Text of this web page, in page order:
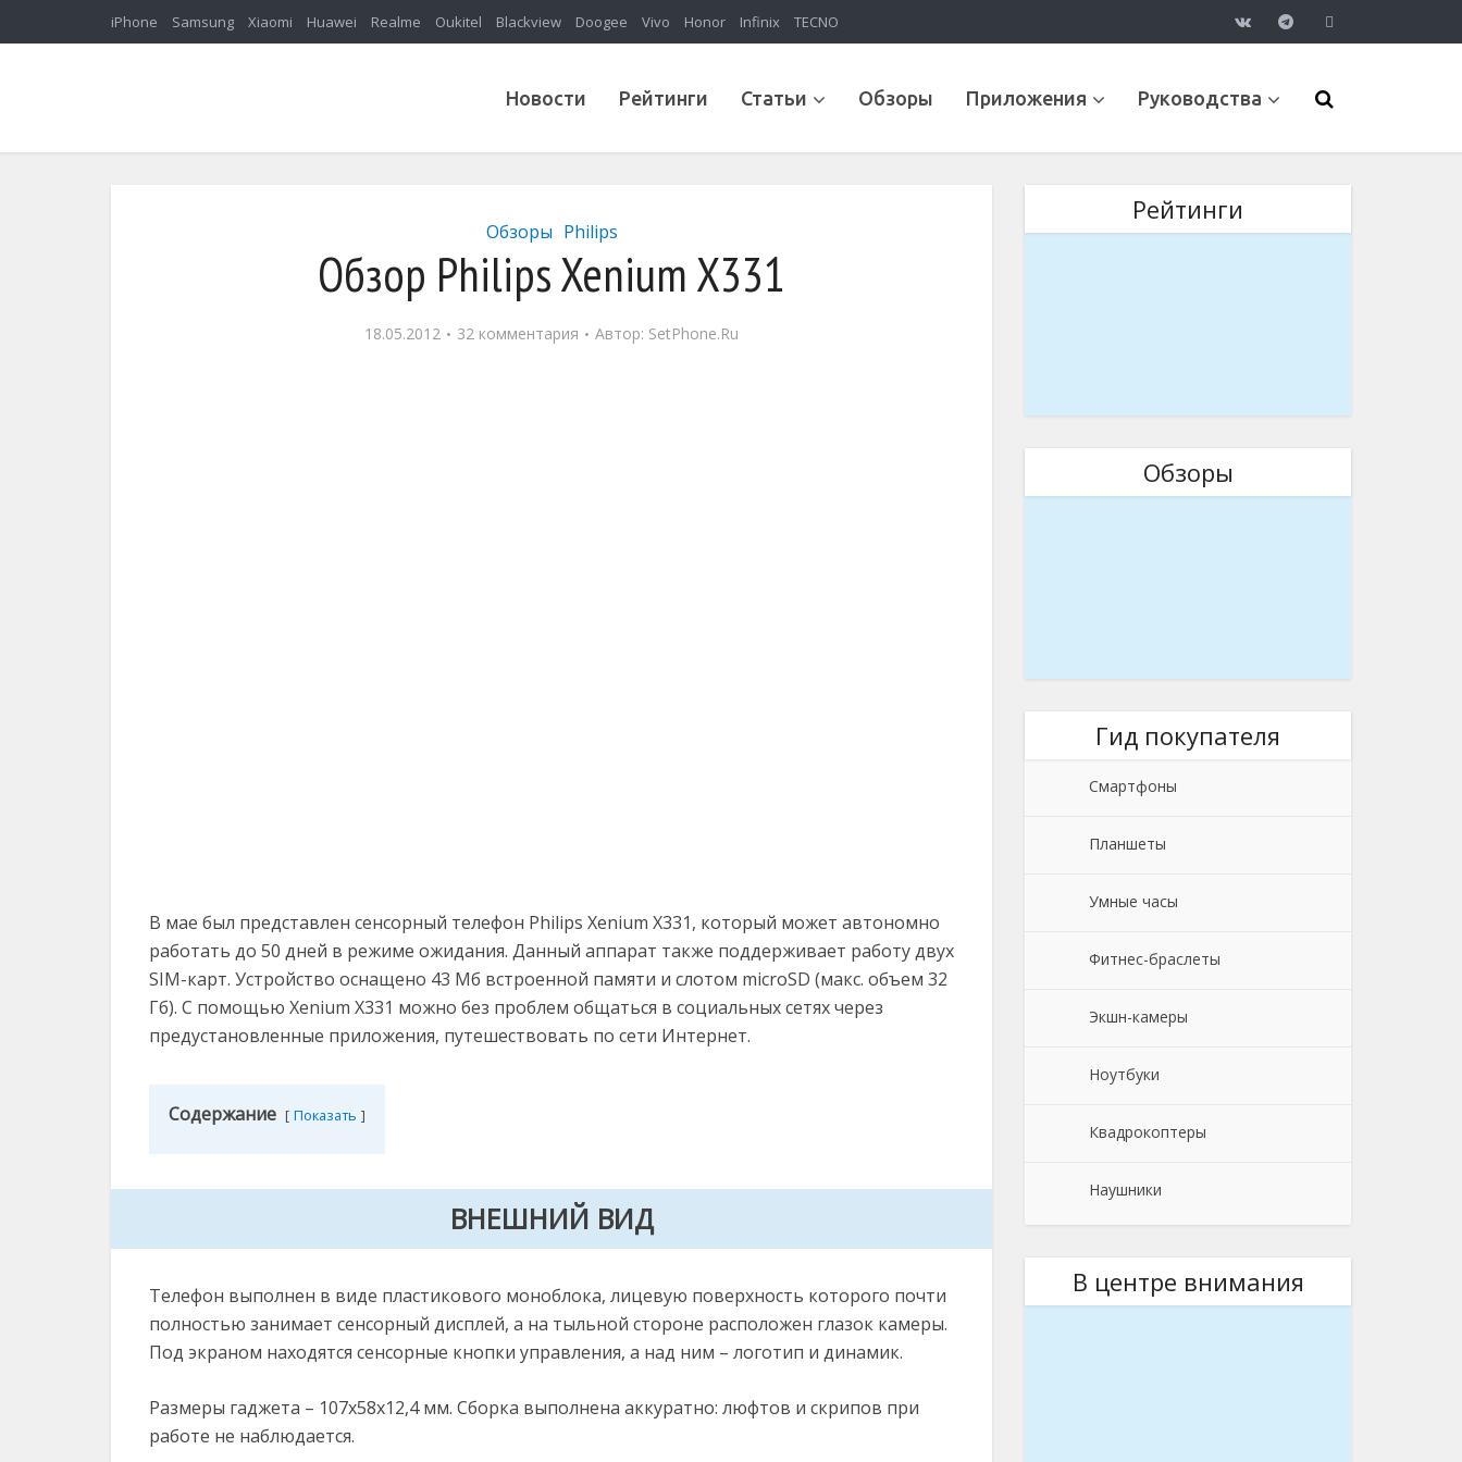
iPhone Samsung Xiaomi Huawei Realme Oukitel Blackview Doogee Vivo Honor Infinix TECNO
Новости Рейтинги Статьи Обзоры Приложения Руководства
Обзоры Philips
Обзор Philips Xenium X331
18.05.2012 32 комментария Автор: SetPhone.Ru
В мае был представлен сенсорный телефон Philips Xenium X331, который может автономно
работать до 50 дней в режиме ожидания. Данный аппарат также поддерживает работу двух
SIM-карт. Устройство оснащено 43 Мб встроенной памяти и слотом microSD (макс. объем 32
Гб). С помощью Xenium X331 можно без проблем общаться в социальных сетях через
предустановленные приложения, путешествовать по сети Интернет.
Содержание Показать
ВНЕШНИЙ ВИД
Телефон выполнен в виде пластикового моноблока, лицевую поверхность которого почти
полностью занимает сенсорный дисплей, а на тыльной стороне расположен глазок камеры.
Под экраном находятся сенсорные кнопки управления, а над ним – логотип и динамик.
Размеры гаджета – 107х58х12,4 мм. Сборка выполнена аккуратно: люфтов и скрипов при
работе не наблюдается.
Рейтинги
Обзоры
Гид покупателя
Смартфоны
Планшеты
Умные часы
Фитнес-браслеты
Экшн-камеры
Ноутбуки
Квадрокоптеры
Наушники
В центре внимания